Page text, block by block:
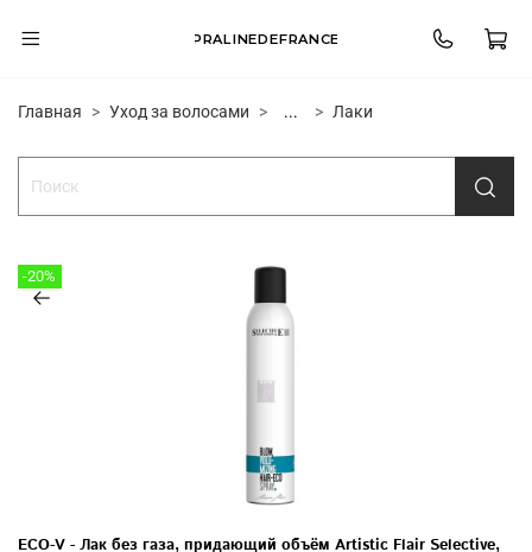
PRALINEDEFRANCE
Главная Уход за волосами ... Лаки
-20%
ECО-V - Лак без газа, придающий объём Artistic Flair Selective,